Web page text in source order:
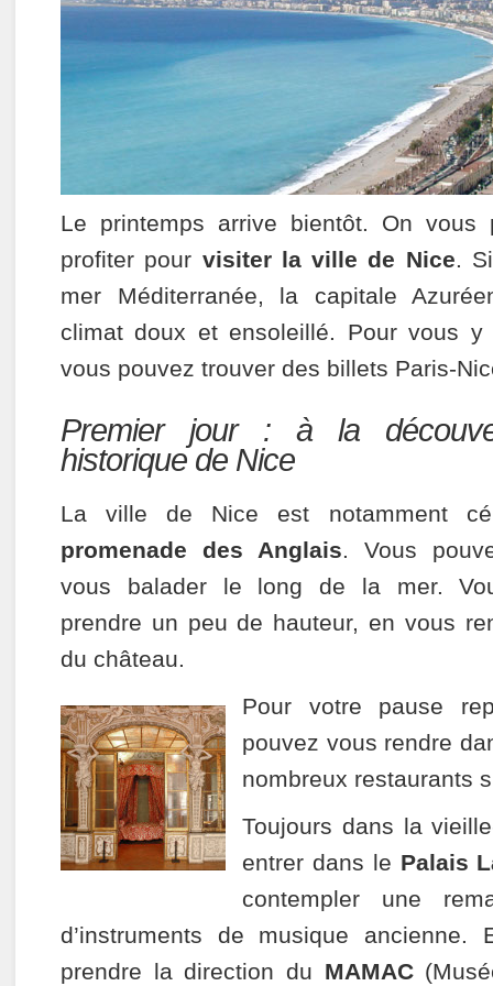
Le printemps arrive bientôt. On vous
profiter pour visiter la ville de Nice.
mer Méditerranée, la capitale
climat doux et ensoleillé. Pour vous
vous pouvez trouver des billets Paris-
Premier jour : à la
historique de Nice
La ville de Nice est notamment
promenade des Anglais. Vous
vous balader le long de la mer.
prendre un peu de hauteur, en vous
du château.
Pour votre pause
pouvez vous rendre
nombreux restaurants
Toujours dans la
entrer dans le Palais
contempler une
d’instruments de musique ancienne.
prendre la direction du MAMAC